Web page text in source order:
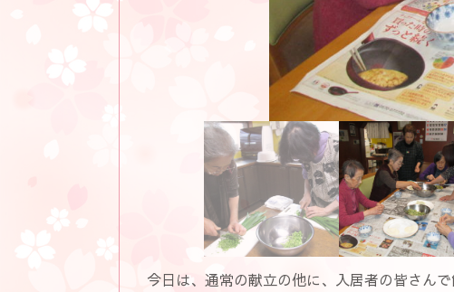
今日は、通常の献立の他に、入居者の皆さん